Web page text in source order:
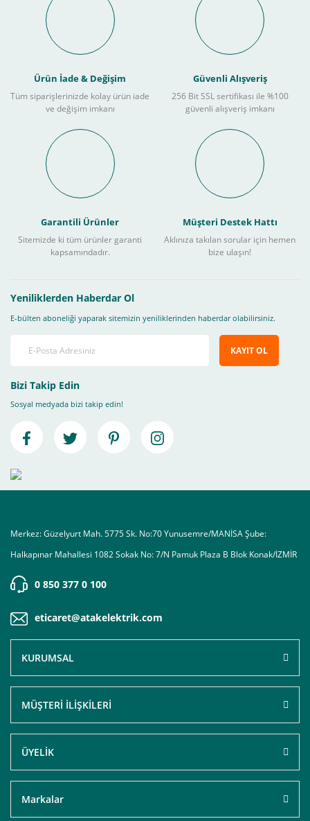
Ürün İade & Değişim
Tüm siparişlerinizde kolay ürün iade
ve değişim imkanı
Güvenli Alışveriş
256 Bit SSL sertifikası ile %100
güvenli alışveriş imkanı
Garantili Ürünler
Sitemizde ki tüm ürünler garanti
kapsamındadır.
Müşteri Destek Hattı
Aklınıza takılan sorular için hemen
bize ulaşın!
Yeniliklerden Haberdar Ol
E-bülten aboneliği yaparak sitemizin yeniliklerinden haberdar olabilirsiniz.
KAYIT OL
Bizi Takip Edin
Sosyal medyada bizi takip edin!
Merkez: Güzelyurt Mah. 5775 Sk. No:70 Yunusemre/MANİSA Şube:
Halkapınar Mahallesi 1082 Sokak No: 7/N Pamuk Plaza B Blok Konak/İZMİR
0 850 377 0 100
eticaret@atakelektrik.com
KURUMSAL
MÜŞTERİ İLİŞKİLERİ
ÜYELİK
Markalar